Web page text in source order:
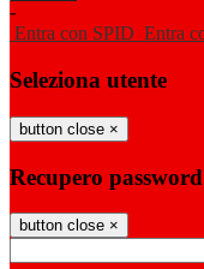
-
Entra con SPID Entra
Seleziona utente
button close ×
Recupero password
button close ×